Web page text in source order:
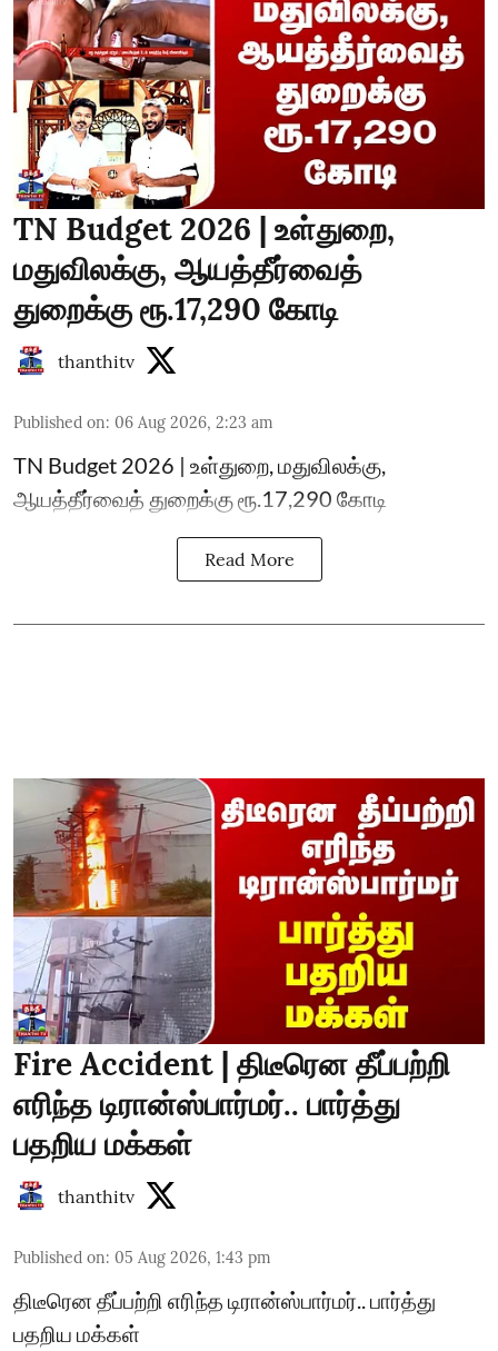
TN Budget 2026 | உள்துறை,
மதுவிலக்கு, ஆயத்தீர்வைத்
துறைக்கு ரூ.17,290 கோடி
thanthitv
Published on: 06 Aug 2026, 2:23 am
TN Budget 2026 | உள்துறை, மதுவிலக்கு,
ஆயத்தீர்வைத் துறைக்கு ரூ.17,290 கோடி
Read More
Fire Accident | திடீரென தீப்பற்றி
எரிந்த டிரான்ஸ்பார்மர்.. பார்த்து
பதறிய மக்கள்
thanthitv
Published on: 05 Aug 2026, 1:43 pm
திடீரென தீப்பற்றி எரிந்த டிரான்ஸ்பார்மர்.. பார்த்து
பதறிய மக்கள்